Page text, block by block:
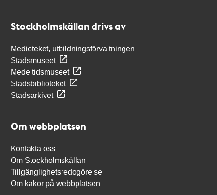
Stockholmskällan drivs av
Medioteket, utbildningsförvaltningen
Stadsmuseet
Medeltidsmuseet
Stadsbiblioteket
Stadsarkivet
Om webbplatsen
Kontakta oss
Om Stockholmskällan
Tillgänglighetsredogörelse
Om kakor på webbplatsen